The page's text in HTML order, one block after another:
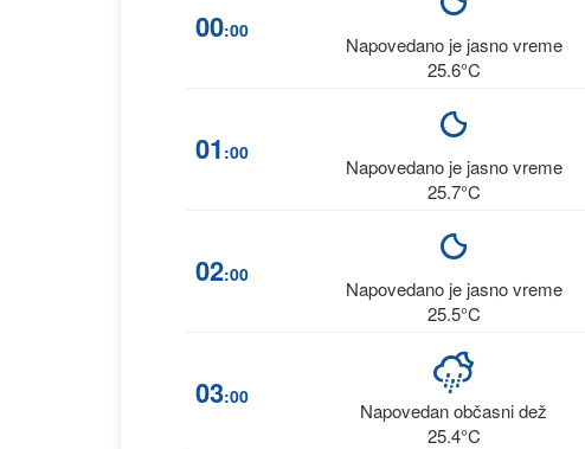
00:00
Napovedano je jasno vreme
25.6°C
01 :00
Napovedano je jasno vreme
25.7°C
02:00
Napovedano je jasno vreme
25.5°C
03:00
Napovedan občasni dež
25.4°C